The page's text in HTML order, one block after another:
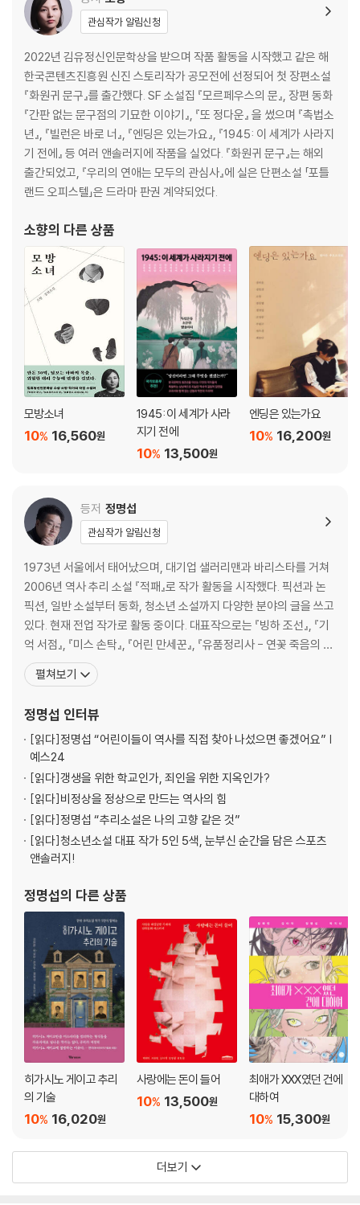
관심작가 알림신청
2022년 김유정신인문학상을 받으며 작품 활동을 시작했고 같은 해
한국콘텐츠진흥원 신진 스토리작가 공모전에 선정되어 첫 장편소설
『화원귀 문구』를 출간했다. SF 소설집 『모르페우스의 문』, 장편 동화
『간판 없는 문구점의 기묘한 이야기』, 『또 정다운』 을 썼으며 『촉법소
년』, 『빌런은 바로 너』, 『엔딩은 있는가요』, 『1945: 이 세계가 사라지
기 전에』 등 여러 앤솔러지에 작품을 실었다. 『화원귀 문구』는 해외
출간되었고, 『우리의 연애는 모두의 관심사』에 실은 단편소설 「포틀
랜드 오피스텔」은 드라마 판권 계약되었다.
소향의 다른 상품
모방소녀
16,560원
10%
1945: 이 세계가 사라
지기 전에
13,500원
10%
엔딩은 있는가요
16,200원
10%
등저 정명섭
관심작가 알림신청
1973년 서울에서 태어났으며, 대기업 샐러리맨과 바리스타를 거쳐
2006년 역사 추리 소설 『적패』로 작가 활동을 시작했다. 픽션과 논
픽션, 일반 소설부터 동화, 청소년 소설까지 다양한 분야의 글을 쓰고
있다. 현재 전업 작가로 활동 중이다. 대표작으로는 『빙하 조선』, 『기
억 서점』, 『미스 손탁』, 『어린 만세꾼』, 『유품정리사 - 연꽃 죽음의 비
밀』, 『온달장군 살인사건』, 『무덤 속의 죽음』 등이 있으며 다양한 앤
솔러지를 기획하고 참여했다. 그 밖에 웹 소설 『태왕 남생』을 집필했
로 한국추리문학대상을
펼쳐보기
정명섭 인터뷰
[읽다]정명섭 “어린이들이 역사를 직접 찾아 나섰으면 좋겠어요” |
예스24
[읽다]갱생을 위한 학교인가, 죄인을 위한 지옥인가?
[읽다]비정상을 정상으로 만드는 역사의 힘
[읽다]정명섭 “추리소설은 나의 고향 같은 것”
[읽다]청소년소설 대표 작가 5인 5색, 눈부신 순간을 담은 스포츠
앤솔러지!
정명섭의 다른 상품
히가시노 게이고 추리
의 기술
16,020원
10%
사랑에는 돈이 들어
13,500원
10%
최애가 XXX였던 건에
대하여
15,300원
10%
더보기